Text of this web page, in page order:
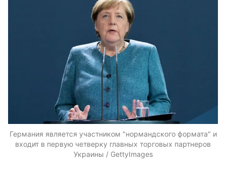
Германия является участником "нормандского формата" и
входит в первую четверку главных торговых партнеров
Украины / GettyImages